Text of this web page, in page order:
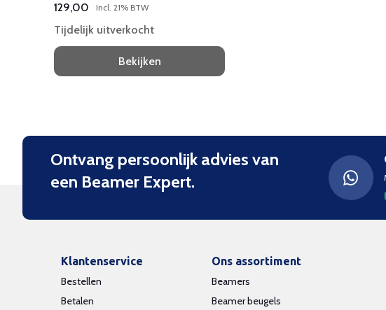
129,00 Incl. 21% BTW
Tijdelijk uitverkocht
Bekijken
Ontvang persoonlijk advies van
een Beamer Expert.
Klantenservice
Bestellen
Betalen
Ons assortiment
Beamers
Beamer beugels